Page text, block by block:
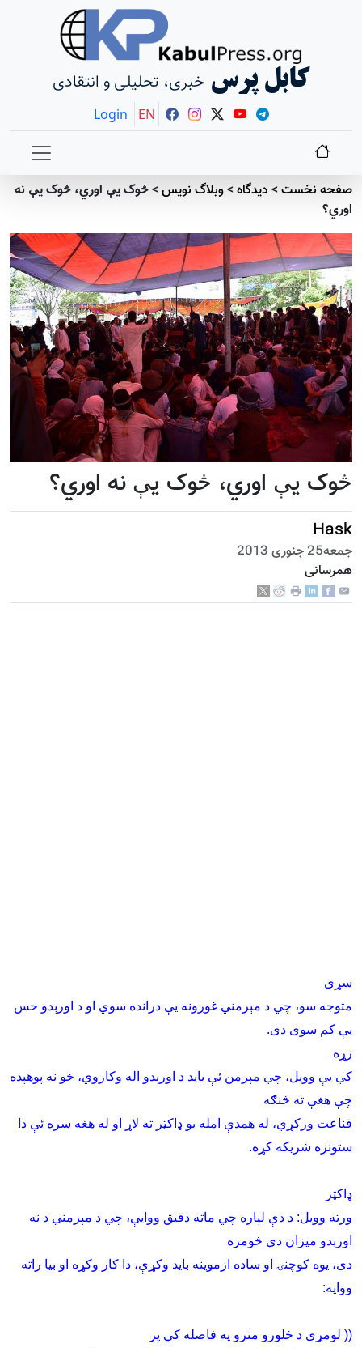
کابل پرس خبری، تحلیلی و انتقادی
Login EN
صفحه نخست> دیدگاه>وبلاگ نویس>څوک يې اوري، څوک يې نه
اوري؟
څوک يې اوري، څوک يې نه اوري؟
Hask
جمعه25 جنوری 2013
همرسانی
سړى
متوجه سو، چي د مېرمني غوږونه يې درانده سوي او د اورېدو حس
يې کم سوى دى.
زړه
کي يې وويل، چي مېرمن ئې بايد د اورېدو اله وکاروي، خو نه پوهېده
چې هغې ته څنګه
قناعت ورکړي، له همدې امله يو ډاکټر ته لاړ او له هغه سره ئې دا
ستونزه شريکه کړه.
ډاکټر
ورته وويل: د دې لپاره چي ماته دقيق ووايې، چي د مېرمني د نه
اورېدو ميزان دي څومره
دى، يوه کوچنۍ او ساده ازموينه بايد وکړې، دا کار وکړه او بيا راته
ووايه:
(( لومړى د څلورو مترو په فاصله کي پر